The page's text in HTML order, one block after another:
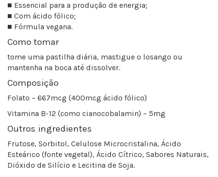
■ Essencial para a produção de energia;
■ Com ácido fólico;
■ Fórmula vegana.
Como tomar
tome uma pastilha diária, mastigue o losango ou
mantenha na boca até dissolver.
Composição
Folato – 667mcg (400mcg ácido fólico)
Vitamina B-12 (como cianocobalamin) – 5mg
Outros ingredientes
Frutose, Sorbitol, Celulose Microcristalina, Ácido
Esteárico (fonte vegetal), Ácido Cítrico, Sabores Naturais,
Dióxido de Silício e Lecitina de Soja.